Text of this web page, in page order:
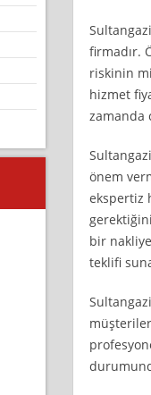
firmadır.
riskinin
hizmet
zamanda
önem
ekspertiz
bir
teklifi